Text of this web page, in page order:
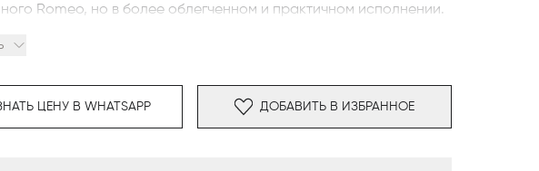
Romeo, но в более облегченном и практичном исполнении.
основа с интегрированным матрасом из пенополиуретана,
ЦЕНУ В WHATSAPP ДОБАВИТЬ В ИЗБРАННОЕ